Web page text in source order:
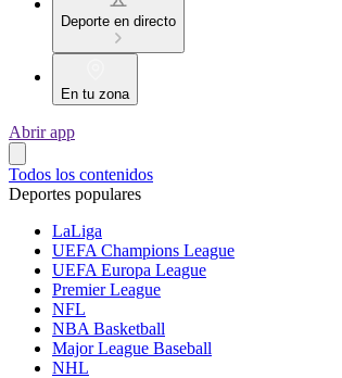
Deporte en directo
En tu zona
Abrir app
Todos los contenidos
Deportes populares
LaLiga
UEFA Champions League
UEFA Europa League
Premier League
NFL
NBA Basketball
Major League Baseball
NHL